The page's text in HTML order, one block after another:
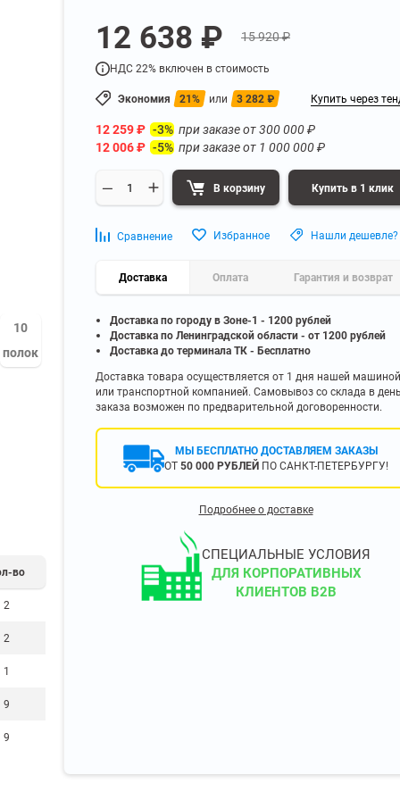
документами
Для рассады и цветов
Показать еще
Невилон
Практик
Диком
Пакс-Металл
Показать еще
ПО ГЛУБИНЕ
200 мм
300 мм
350 мм
450 мм
500 мм
Показать еще▼
(до 2500
5000 кг)
10000 кг)
Серые
доступа
Офисная мебель для бизнес-центра
Офисная мебель лофт
Офисная мебель для склада
Офисная мебель на металлокаркасе
Офисная мебель для госучреждений
10
полок
во
2
2
1
9
9
12 638 ₽ 15 920 ₽
НДС 22% включен в стоимость
Экономия 21% или 3 282₽ Купить через
12 259₽ -3% при заказе от300 000₽
12 006₽ -5% при заказе от 1 000 000₽
В корзину Купить в 1 клик
Сравнение Избранное Нашли дешевле?
Доставка Оплата Гарантия и возврат
Доставка по городу в Зоне-1 - 1200 рублей
Доставка по Ленинградской области - от 1200 рублей
Доставка до терминала ТК - Бесплатно
Доставка товара осуществляется от 1 дня нашей машиной
или транспортной компанией. Самовывоз со склада в
заказа возможен по предварительной договоренности.
МЫ БЕСПЛАТНО ДОСТАВЛЯЕМ ЗАКАЗЫ
ОТ50 000 РУБЛЕЙ ПО САНКТ-ПЕТЕРБУРГУ!
Подробнее о доставке
СПЕЦИАЛЬНЫЕ УСЛОВИЯ
ДЛЯ КОРПОРАТИВНЫХ
КЛИЕНТОВ B2B